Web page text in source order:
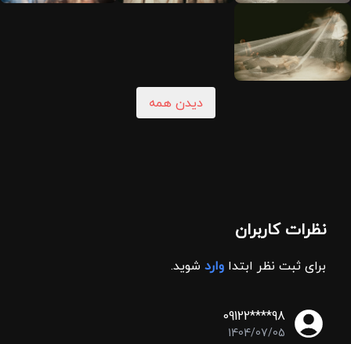
دیدن همه
نظرات کاربران
برای ثبت نظر ابتدا وارد شوید.
09122****98
1404/07/05